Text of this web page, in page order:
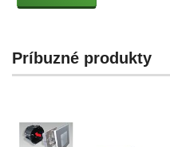
Príbuzné produkty